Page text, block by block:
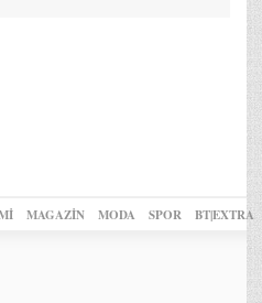
MAGAZİN MODA SPOR BT|EXTRA